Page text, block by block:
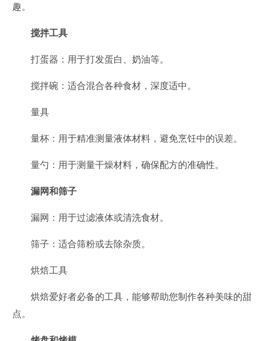
趣。
搅拌工具
打蛋器：用于打发蛋白、奶油等。
搅拌碗：适合混合各种食材，深度适中。
量具
量杯：用于精准测量液体材料，避免烹饪中的误差。
量勺：用于测量干燥材料，确保配方的准确性。
漏网和筛子
漏网：用于过滤液体或清洗食材。
筛子：适合筛粉或去除杂质。
烘焙工具
烘焙爱好者必备的工具，能够帮助您制作各种美味的甜
点。